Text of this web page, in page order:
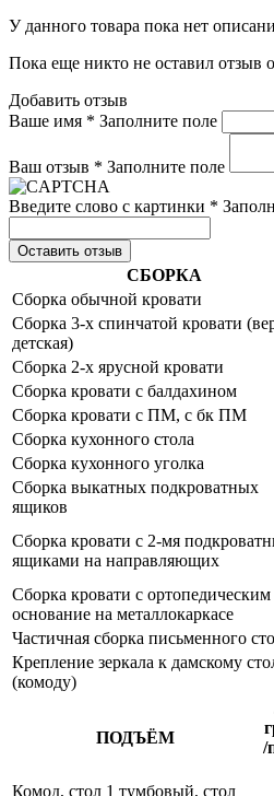
У данного товара пока нет
Пока еще никто не оставил отзыв
Добавить отзыв
Ваше имя * Заполните поле
Ваш отзыв * Заполните поле
Введите слово с картинки *
Оставить отзыв
СБОРКА
Сборка обычной кровати
Сборка 3-х спинчатой кровати
детская)
Сборка 2-х ярусной кровати
Сборка кровати с балдахином
Сборка кровати с ПМ, с бк ПМ
Сборка кухонного стола
Сборка кухонного уголка
Сборка выкатных подкроватных
ящиков
Сборка кровати с 2-мя
ящиками на направляющих
Сборка кровати с ортопедическим
основание на металлокаркасе
Частичная сборка письменного
Крепление зеркала к дамскому
(комоду)
ПОДЪЁМ
/
Комод, стол 1 тумбовый, стол